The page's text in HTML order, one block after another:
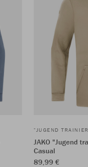
"JUGEND
JAKO "Jugend
Casual
89,99 €